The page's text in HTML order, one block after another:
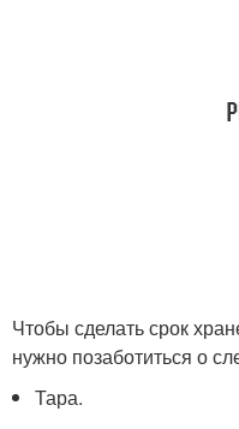
Чтобы сделать срок
нужно позаботиться о
Тара.